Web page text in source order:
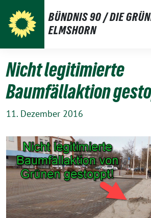
zum
Inhalt
BÜNDNIS 90 / DIE
ELMSHORN
Nicht legitimierte
Baumfällaktion
11. Dezember 2016